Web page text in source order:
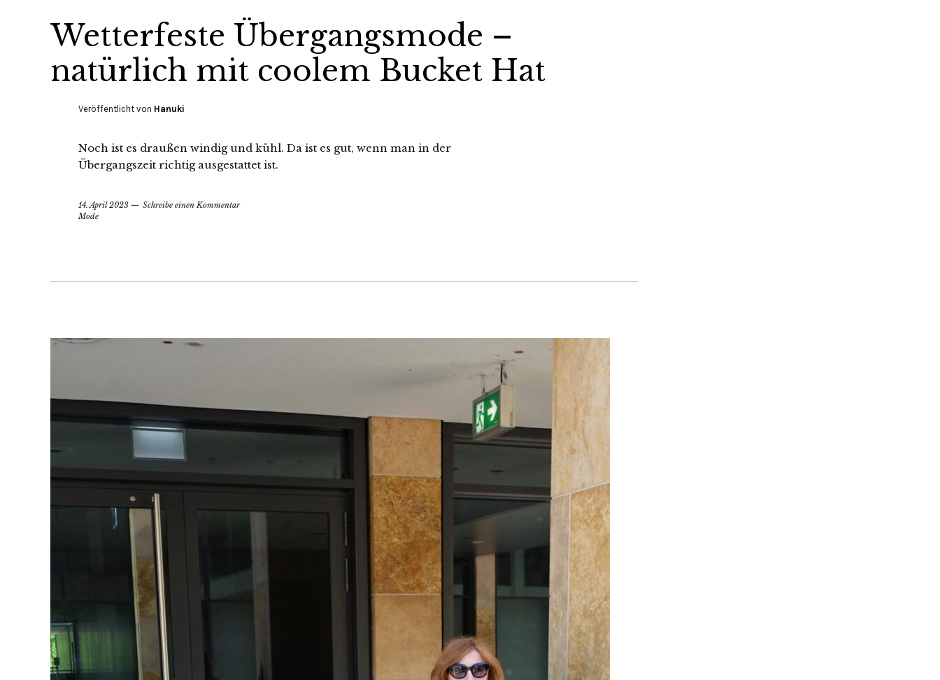
Wetterfeste Übergangsmode –
natürlich mit coolem Bucket Hat
Veröffentlicht von Hanuki
Noch ist es draußen windig und kühl. Da ist es gut, wenn man in der
Übergangszeit richtig ausgestattet ist.
14. April 2023
Schreibe einen Kommentar
Mode